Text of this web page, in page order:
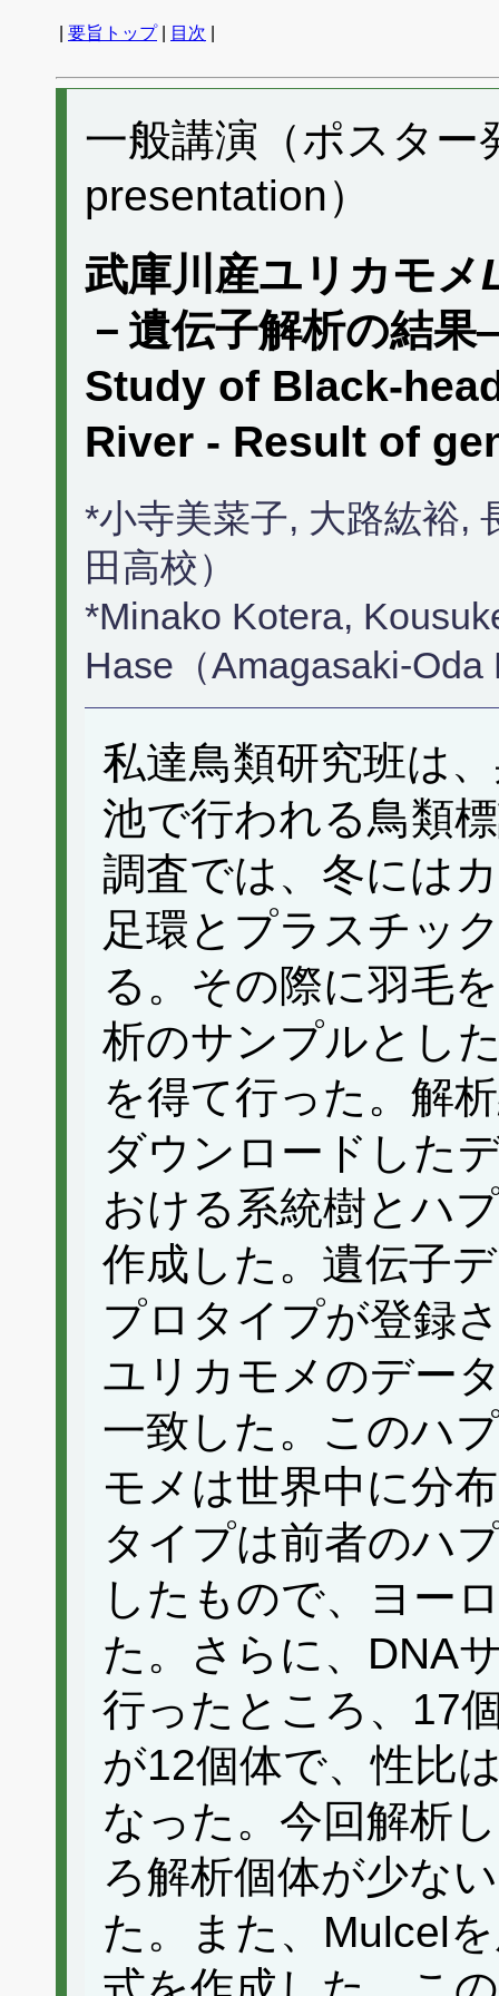
要旨トップ| 目次
一般講演（ポスタ
presentation）
武庫川産ユリカモメ
－遺伝子解析の結
Study of Black-
River - Result of
*小寺美菜子, 大路紘裕,
田高校）
*Minako Kotera,
Hase（Amagasaki-Oda
私達鳥類研究班は
池で行われる鳥類
調査では、冬には
足環とプラスチッ
る。その際に羽毛
析のサンプルとし
を得て行った。解
ダウンロードした
おける系統樹とハ
作成した。遺伝子
プロタイプが登録
ユリカモメのデー
一致した。このハ
モメは世界中に分
タイプは前者のハ
したもので、ヨー
た。さらに、DNA
行ったところ、17
が12個体で、性比
なった。今回解析
ろ解析個体が少な
た。また、Mulcel